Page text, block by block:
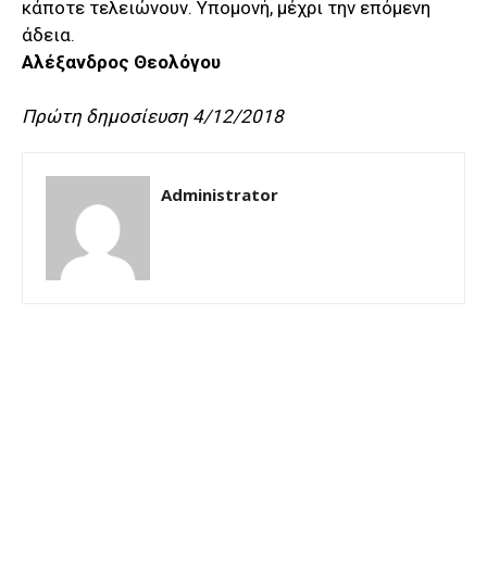
κάποτε τελειώνουν. Υπομονή, μέχρι την επόμενη
άδεια.
Αλέξανδρος Θεολόγου
Πρώτη δημοσίευση 4/12/2018
Administrator